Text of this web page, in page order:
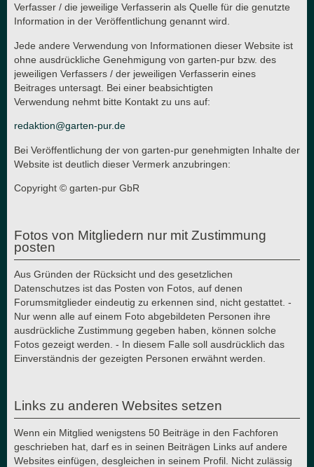
Verfasser / die jeweilige Verfasserin als Quelle für die genutzte
Information in der Veröffentlichung genannt wird.
Jede andere Verwendung von Informationen dieser Website ist
ohne ausdrückliche Genehmigung von garten-pur bzw. des
jeweiligen Verfassers / der jeweiligen Verfasserin eines
Beitrages untersagt. Bei einer beabsichtigten
Verwendung nehmt bitte Kontakt zu uns auf:
redaktion@garten-pur.de
Bei Veröffentlichung der von garten-pur genehmigten Inhalte der
Website ist deutlich dieser Vermerk anzubringen:
Copyright © garten-pur GbR
Fotos von Mitgliedern nur mit Zustimmung
posten
Aus Gründen der Rücksicht und des gesetzlichen
Datenschutzes ist das Posten von Fotos, auf denen
Forumsmitglieder eindeutig zu erkennen sind, nicht gestattet. -
Nur wenn alle auf einem Foto abgebildeten Personen ihre
ausdrückliche Zustimmung gegeben haben, können solche
Fotos gezeigt werden. - In diesem Falle soll ausdrücklich das
Einverständnis der gezeigten Personen erwähnt werden.
Links zu anderen Websites setzen
Wenn ein Mitglied wenigstens 50 Beiträge in den Fachforen
geschrieben hat, darf es in seinen Beiträgen Links auf andere
Websites einfügen, desgleichen in seinem Profil. Nicht zulässig